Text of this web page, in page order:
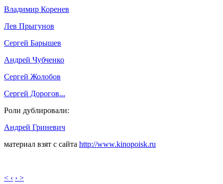
Владимир Коренев
Лев Прыгунов
Сергей Барышев
Андрей Чубченко
Сергей Жолобов
Сергей Дорогов...
Роли дублировали:
Андрей Гриневич
материал взят с сайта http://www.kinopoisk.ru
< ‹ › >